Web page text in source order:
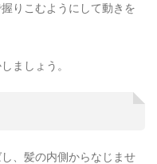
りこむようにして動きを
ましょう。
、髪の内側からなじませ